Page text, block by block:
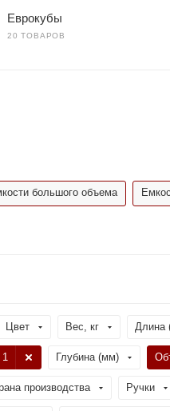
Еврокубы
20 ТОВАРОВ
большого объема
Цвет Вес, кг Длина
1 Глубина (мм)
производства Ручки